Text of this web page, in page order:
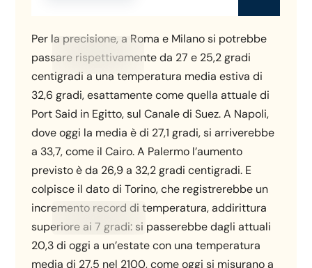
Per la precisione, a Roma e Milano si potrebbe
passare rispettivamente da 27 e 25,2 gradi
centigradi a una temperatura media estiva di
32,6 gradi, esattamente come quella attuale di
Port Said in Egitto, sul Canale di Suez. A Napoli,
dove oggi la media è di 27,1 gradi, si arriverebbe
a 33,7, come il Cairo. A Palermo l’aumento
previsto è da 26,9 a 32,2 gradi centigradi. E
colpisce il dato di Torino, che registrerebbe un
incremento record di temperatura, addirittura
superiore ai 7 gradi: si passerebbe dagli attuali
20,3 di oggi a un’estate con una temperatura
media di 27,5 nel 2100, come oggi si misurano a